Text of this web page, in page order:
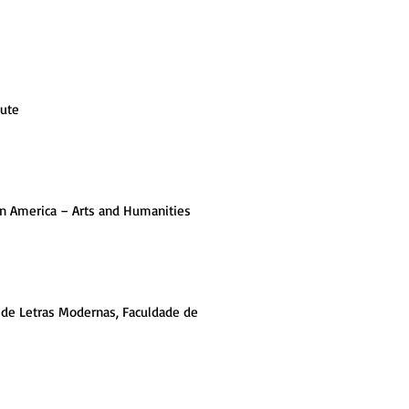
America – Arts and Humanities
Letras Modernas, Faculdade de